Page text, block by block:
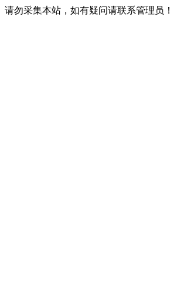
请勿采集本站，如有疑问请联系管理员！